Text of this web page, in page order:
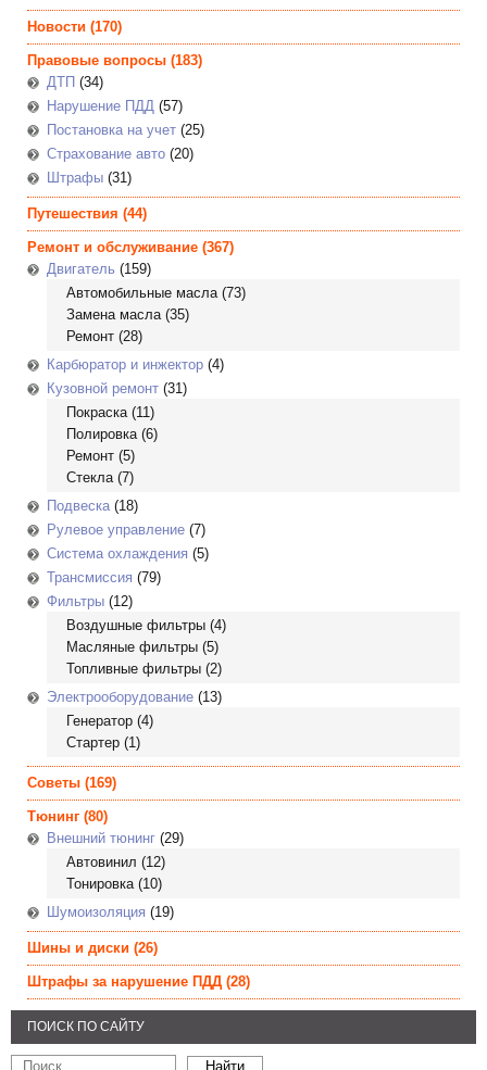
Новости (170)
Правовые вопросы (183)
ДТП (34)
Нарушение ПДД (57)
Постановка на учет (25)
Страхование авто (20)
Штрафы (31)
Путешествия (44)
Ремонт и обслуживание (367)
Двигатель (159)
Автомобильные масла(73)
Замена масла(35)
Ремонт (28)
Карбюратор и инжектор (4)
Кузовной ремонт (31)
Покраска(11)
Полировка(6)
Ремонт (5)
Стекла(7)
Подвеска(18)
Рулевое управление (7)
Система охлаждения (5)
Трансмиссия (79)
Фильтры (12)
Воздушные фильтры (4)
Масляные фильтры (5)
Топливные фильтры (2)
Электрооборудование (13)
Генератор (4)
Стартер (1)
Советы (169)
Тюнинг (80)
Внешний тюнинг (29)
Автовинил (12)
Тонировка(10)
Шумоизоляция (19)
Шины и диски (26)
Штрафы за нарушение ПДД (28)
ПОИСК ПО САЙТУ